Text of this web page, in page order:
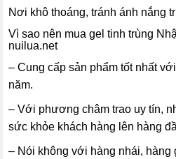
Nơi khô thoáng, tránh ánh nắng
Vì sao nên mua gel tinh trùng
nuilua.net
– Cung cấp sản phẩm tốt nhất
năm.
– Với phương châm trao uy tín,
sức khỏe khách hàng lên hàng
– Nói không với hàng nhái, hàng